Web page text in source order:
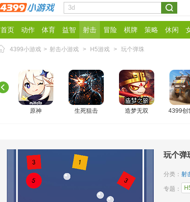
首页 动作 体育 益智 射击 冒险 棋牌 策略 休闲
4399小游戏 > 射击小游戏 > H5游戏 > 玩个弹珠
原神 生死狙击 造梦无双 4399创
玩个弹
分类： 射
专题：